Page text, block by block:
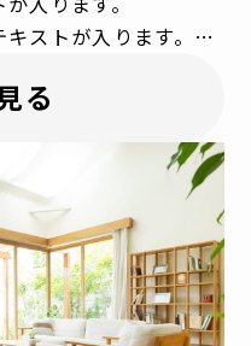
ストが入ります。こ
が入ります。
る